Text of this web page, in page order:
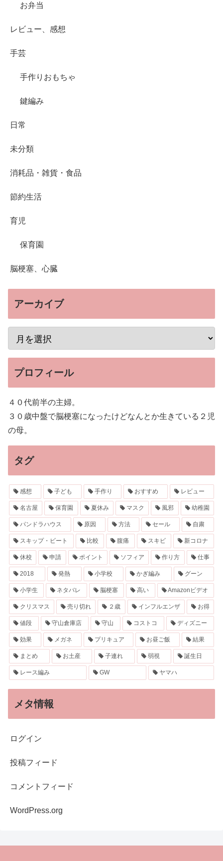
お弁当
レビュー、感想
手芸
手作りおもちゃ
鍵編み
日常
未分類
消耗品・雑貨・食品
節約生活
育児
保育園
脳梗塞、心臓
アーカイブ
プロフィール
４０代前半の主婦。
３０歳中盤で脳梗塞になったけどなんとか生きている２児
の母。
タグ
感想 子ども 手作り おすすめ レビュー
名古屋 保育園 夏休み マスク 風邪 幼稚園
パンドラハウス 原因 方法 セール 自粛
スキップ・ビート 比較 腹痛 スキビ 新コロナ
休校 申請 ポイント ソフィア 作り方 仕事
2018 発熱 小学校 かぎ編み グーン
小学生 ネタバレ 脳梗塞 高い Amazonビデオ
クリスマス 売り切れ ２歳 インフルエンザ お得
値段 守山倉庫店 守山 コストコ ディズニー
効果 メガネ プリキュア お昼ご飯 結果
まとめ お土産 子連れ 弱視 誕生日
レース編み GW ヤマハ
メタ情報
ログイン
投稿フィード
コメントフィード
WordPress.org